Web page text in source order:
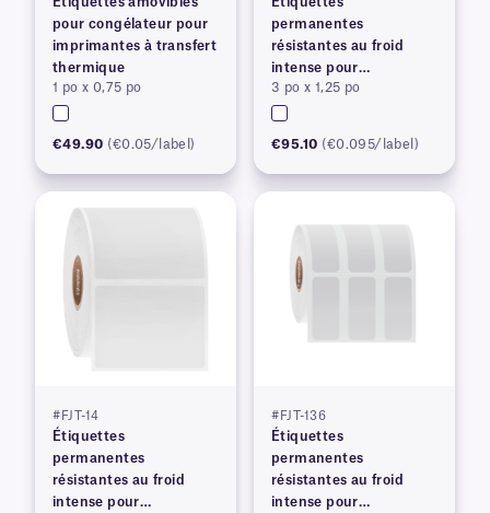
pour congélateur pour
imprimantes à transfert
thermique
1 po x 0,75 po
€49.90 (€0.05/label)
permanentes
résistantes au froid
intense pour
imprimantes à transfert
thermique
3 po x 1,25 po
€95.10 (€0.095/label)
#FJT-14
Étiquettes
permanentes
résistantes au froid
intense pour
#FJT-136
Étiquettes
permanentes
résistantes au froid
intense pour